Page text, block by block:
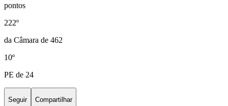
pontos
222º
da Câmara de 462
10º
PE de 24
Seguir Compartilhar